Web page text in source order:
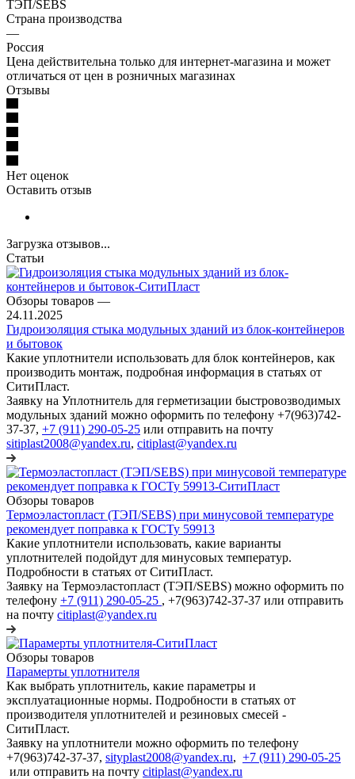
ТЭП/SEBS
Страна производства
—
Россия
Цена действительна только для интернет-магазина и может
отличаться от цен в розничных магазинах
Отзывы
Нет оценок
Оставить отзыв
Загрузка отзывов...
Статьи
Обзоры товаров —
24.11.2025
Гидроизоляция стыка модульных зданий из блок-контейнеров
и бытовок
Какие уплотнители использовать для блок контейнеров, как
производить монтаж, подробная информация в статьях от
СитиПласт.
Заявку на Уплотнитель для герметизации быстровозводимых
модульных зданий можно оформить по телефону +7(963)742-
37-37, +7 (911) 290-05-25 или отправить на почту
sitiplast2008@yandex.ru, citiplast@yandex.ru
Обзоры товаров
Термоэластопласт (ТЭП/SEBS) при минусовой температуре
рекомендует поправка к ГОСТу 59913
Какие уплотнители использовать, какие варианты
уплотнителей подойдут для минусовых температур.
Подробности в статьях от СитиПласт.
Заявку на Термоэластопласт (ТЭП/SEBS) можно оформить по
телефону +7 (911) 290-05-25 , +7(963)742-37-37 или отправить
на почту citiplast@yandex.ru
Обзоры товаров
Парамерты уплотнителя
Как выбрать уплотнитель, какие параметры и
эксплуатационные нормы. Подробности в статьях от
производителя уплотнителей и резиновых смесей -
СитиПласт.
Заявку на уплотнители можно оформить по телефону
+7(963)742-37-37, sityplast2008@yandex.ru, +7 (911) 290-05-25
или отправить на почту citiplast@yandex.ru